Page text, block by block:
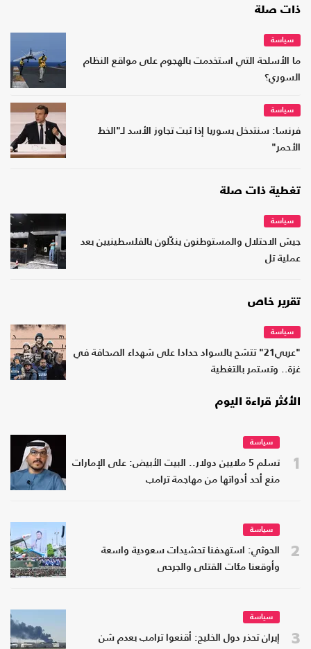
ذات صلة
سياسة
ما الأسلحة التي استخدمت بالهجوم على مواقع النظام
السوري؟
سياسة
فرنسا: سنتدخل بسوريا إذا ثبت تجاوز الأسد لـ"الخط
الأحمر"
تغطية ذات صلة
سياسة
جيش الاحتلال والمستوطنون ينكّلون بالفلسطينيين بعد
عملية تل
تقرير خاص
سياسة
"عربي21" تتشح بالسواد حدادا على شهداء الصحافة في
غزة.. وتستمر بالتغطية
الأكثر قراءة اليوم
1
سياسة
تسلم 5 ملايين دولار.. البيت الأبيض: على الإمارات
منع أحد أدواتها من مهاجمة ترامب
2
سياسة
الحوثي: استهدفنا تحشيدات سعودية واسعة
وأوقعنا مئات القتلى والجرحى
3
سياسة
إيران تحذر دول الخليج: أقنعوا ترامب بعدم شن